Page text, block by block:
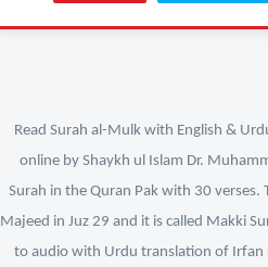
Read Surah al-Mulk with English &
online by Shaykh ul Islam Dr.
Surah in the Quran Pak with 30
Majeed in Juz 29 and it is called Makki
to audio with Urdu translation of Irfan